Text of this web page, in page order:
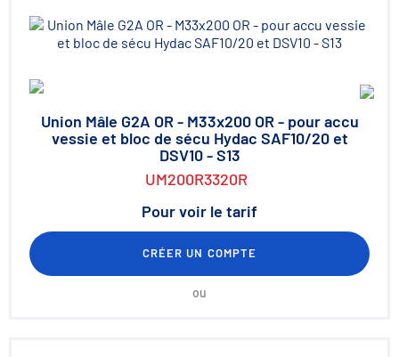
Union Mâle G2A OR - M33x200 OR - pour accu
vessie et bloc de sécu Hydac SAF10/20 et
DSV10 - S13
UM200R3320R
Pour voir le tarif
CRÉER UN COMPTE
ou